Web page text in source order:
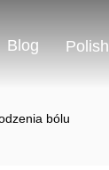
Blog Polish
bólu